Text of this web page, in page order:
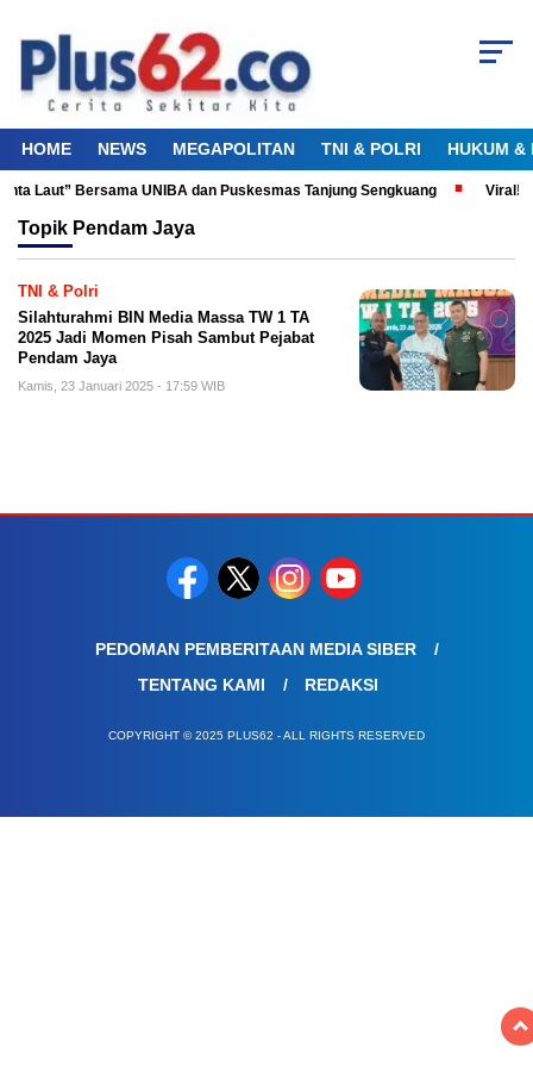
HOME NEWS MEGAPOLITAN TNI & POLRI HUKUM &
Laut” Bersama UNIBA dan Puskesmas Tanjung Sengkuang Viral!
Topik Pendam Jaya
TNI & Polri
Silahturahmi BIN Media Massa TW 1 TA
2025 Jadi Momen Pisah Sambut Pejabat
Pendam Jaya
Kamis, 23 Januari 2025 - 17:59 WIB
PEDOMAN PEMBERITAAN MEDIA SIBER
TENTANG KAMI
REDAKSI
COPYRIGHT © 2025 PLUS62 - ALL RIGHTS RESERVED